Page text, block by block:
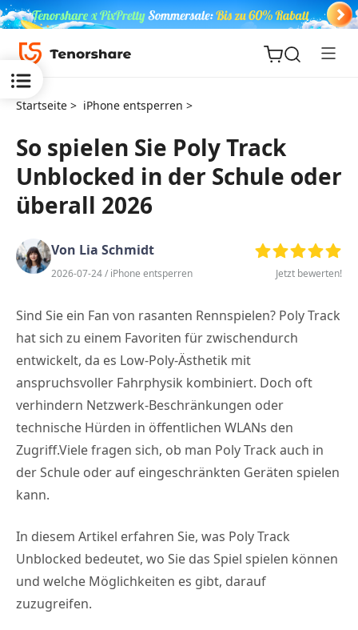
ReiBoot
for iOS
PDNob
PDF
Editor
Neu
iAnyGo
Startseite > iPhone entsperren >
So spielen Sie Poly Track
Unblocked in der Schule oder
überall 2026
Von Lia Schmidt
2026-07-24 / iPhone entsperren Jetzt bewerten!
Sind Sie ein Fan von rasanten Rennspielen? Poly Track
hat sich zu einem Favoriten für zwischendurch
entwickelt, da es Low-Poly-Ästhetik mit
anspruchsvoller Fahrphysik kombiniert. Doch oft
verhindern Netzwerk-Beschränkungen oder
technische Hürden in öffentlichen WLANs den
Zugriff.Viele fragen sich, ob man Poly Track auch in
der Schule oder auf eingeschränkten Geräten spielen
kann.
In diesem Artikel erfahren Sie, was Poly Track
Unblocked bedeutet, wo Sie das Spiel spielen können
und welche Möglichkeiten es gibt, darauf
zuzugreifen.